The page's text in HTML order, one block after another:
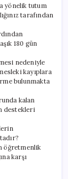
yönelik tutum
tarafından
180 gün
nedeniyle
kayıplara
bulunmakta
kalan
destekleri
öğretmenlik
karşı